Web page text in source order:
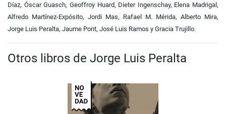
Díaz, Óscar Guasch, Geoffroy Huard, Dieter Ingenschay, Elena Madrigal,
Alfredo Martínez-Expósito, Jordi Mas, Rafael M. Mérida, Alberto Mira,
Jorge Luis Peralta, Jaume Pont, José Luis Ramos y Gracia Trujillo.
Otros libros de Jorge Luis Peralta